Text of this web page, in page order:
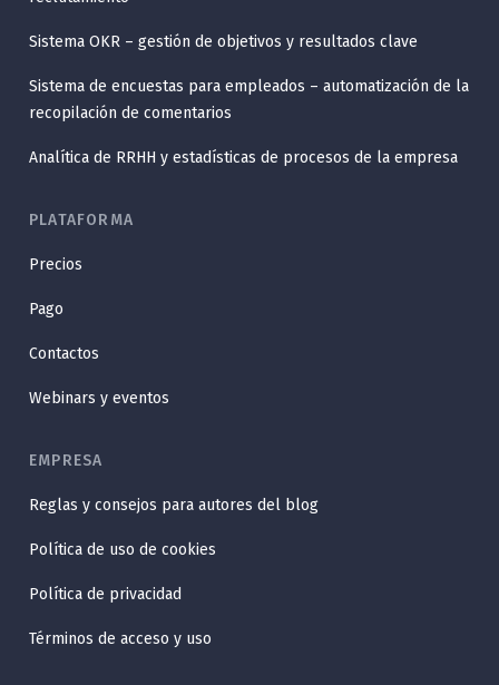
Sistema OKR – gestión de objetivos y resultados clave
Sistema de encuestas para empleados – automatización de la
recopilación de comentarios
Analítica de RRHH y estadísticas de procesos de la empresa
PLATAFORMA
Precios
Pago
Contactos
Webinars y eventos
EMPRESA
Reglas y consejos para autores del blog
Política de uso de cookies
Política de privacidad
Términos de acceso y uso